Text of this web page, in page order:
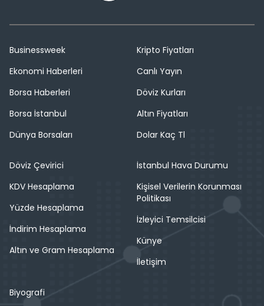
Businessweek
Ekonomi Haberleri
Borsa Haberleri
Borsa İstanbul
Dünya Borsaları
Kripto Fiyatları
Canlı Yayın
Döviz Kurları
Altın Fiyatları
Dolar Kaç Tl
Döviz Çevirici
KDV Hesaplama
Yüzde Hesaplama
İndirim Hesaplama
Altın ve Gram Hesaplama
İstanbul Hava Durumu
Kişisel Verilerin Korunması
Politikası
İzleyici Temsilcisi
Künye
İletişim
Biyografi